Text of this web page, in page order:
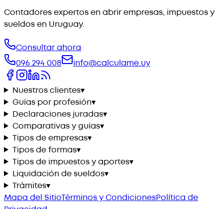
Contadores expertos en abrir empresas, impuestos y
sueldos en Uruguay.
Consultar ahora
096 294 008
info@calculame.uy
Nuestros clientes▾
Guías por profesión▾
Declaraciones juradas▾
Comparativas y guías▾
Tipos de empresas▾
Tipos de formas▾
Tipos de impuestos y aportes▾
Liquidación de sueldos▾
Trámites▾
Mapa del SitioTérminos y CondicionesPolítica de